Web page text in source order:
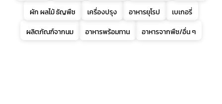
ผัก ผลไม้ ธัญพืช
เครื่องปรุง อาหารยุโรป
เบเกอรี่
ผลิตภัณฑ์จากนม
อาหารพร้อมทาน อาหารจากพืช/อื่น ๆ